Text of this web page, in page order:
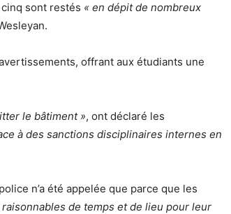
sont restés « en dépit de nombreux
offrant aux étudiants une
le bâtiment », ont déclaré les
à des sanctions disciplinaires internes en
n’a été appelée que parce que les
de temps et de lieu pour leur